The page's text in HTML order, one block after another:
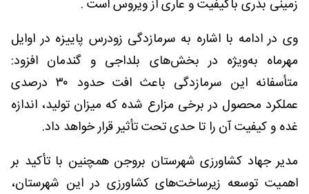
زمینی بذری باکیفیت و عاری از ویروس است .
وی در ادامه با اشاره به سرمازدگی زودرس پاییزه در اوایل
مهرماه به‌ویژه در بخش‌های بلداجی و گندمان افزود:
متأسفانه این سرمازدگی باعث افت حدود ۳۰ درصدی
عملکرد محصول در برخی مزارع شده که میزان تولید، اندازه
غده و کیفیت آن را تا حدی تحت تأثیر قرار خواهد داد.
مدیر جهاد کشاورزی شهرستان بروجن همچنین با تأکید بر
اهمیت توسعه زیرساخت‌های کشاورزی در این شهرستان،